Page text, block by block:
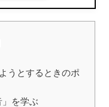
うとするときのポ
を学ぶ